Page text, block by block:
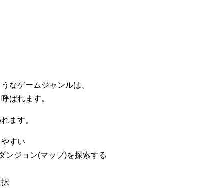
なゲームジャンルは、
ばれます。
ます。
すい
ンジョン(マップ)を探索する